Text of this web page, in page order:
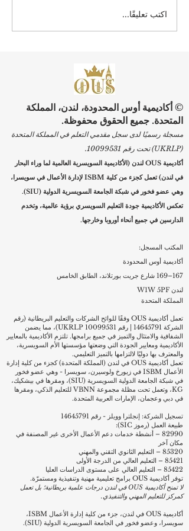
ارتقِ بمسيرتك المهنية: بدء
التسجيل في برامج الجامعة
اكتب تعليقًا...
© أكاديمية أوس المحدودة، لندن، المملكة
المتحدة. جميع الحقوق محفوظة.
مسجلة رسميًا لدى سجل مقدمي التعلم في المملكة المتحدة
(UKRLP) تحت رقم
10099531
.
أكاديمية OUS لندن (الأكاديمية السويسرية العالمية لما وراء البحار
في لندن) تعمل كجزء من كلية ISBM لإدارة الأعمال في سويسرا،
وهي عضو فخور في شبكة الجامعة السويسرية الدولية (SIU).
تعكس الأكاديمية جودة التعليم السويسري برؤية عالمية، وتخدم
الدارسين في جميع أنحاء أوروبا وخارجها.
المكتب المسجل:
أكاديمية أوس المحدودة
167–169 شارع جريت بورتلاند، الطابق الخامس
لندن W1W 5PF
المملكة المتحدة
تعمل أكاديمية OUS وفقًا للوائح الشركات والتعليم البريطانية (رقم
الشركة 14645791 | رقم UKRLP 10099531)
، مما يضمن
الشفافية والامتثال والتميز في جميع برامجها. تلتزم الأكاديمية بالمعايير
الأكاديمية ومعايير الجودة التي وضعتها مؤسستها الأم السويسرية،
والمعترف بها دوليًا لالتزامها بالتميز التعليمي.
تعمل أكاديمية OUS في لندن (المملكة المتحدة) كجزء من كلية إدارة
الأعمال ISBM في زيورخ ولوسيرن، سويسرا - وهي عضو فخور
في شبكة الجامعة الدولية السويسرية (SIU)، ومقرها في بيشكيك،
KG، وتعمل تحت مظلة مجموعة VBNN للتعليم الذكي، ومقرها
في دبي وعجمان، الإمارات العربية المتحدة.
تسجيل الشركة: إنجلترا وويلز - رقم 14645791
طبيعة العمل (رموز SIC):
82990 – أنشطة خدمات دعم الأعمال الأخرى غير المصنفة في
مكان آخر
85320 – التعليم الثانوي التقني والمهني
85421 – التعليم العالي من الدرجة الأولى
85422 – التعليم العالي على مستوى الدراسات العليا
توفر أكاديمية OUS برامج تعليمية مهنية وتنفيذية ومستمرّة.
لا تمنح أكاديمية OUS في لندن درجات علمية بريطانية؛ بل تعمل
كمركز للتعليم المهني والتنفيذي.
أكاديمية OUS في لندن، جزء من كلية إدارة الأعمال ISBM،
سويسرا، وعضو فخور في الجامعة السويسرية الدولية (SIU).